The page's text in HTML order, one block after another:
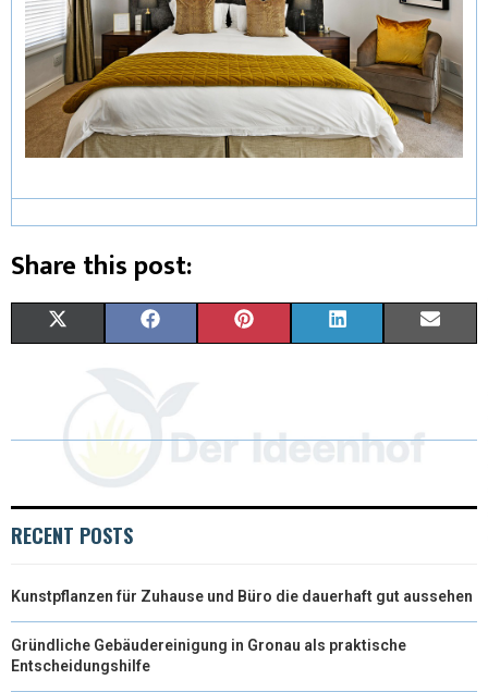
Share this post:
T
W
E
R
)
E
K
T
S
K
N
I
RECENT POSTS
Kunstpflanzen für Zuhause und Büro die dauerhaft gut aussehen
Gründliche Gebäudereinigung in Gronau als praktische
Entscheidungshilfe